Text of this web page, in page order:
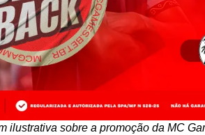
ilustrativa sobre a promoção da MC